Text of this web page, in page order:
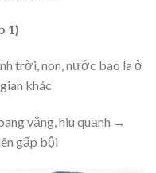
1)
trời, non, nước bao la ở
khác
vắng, hiu quạnh →
gấp bội